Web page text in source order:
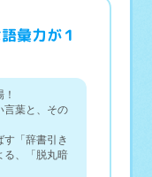
彙力が１
言葉と、その
す「辞書引き
る、「脱丸暗